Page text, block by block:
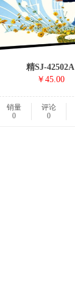
精SJ-42502A
￥45.00
销量
0
评论
0